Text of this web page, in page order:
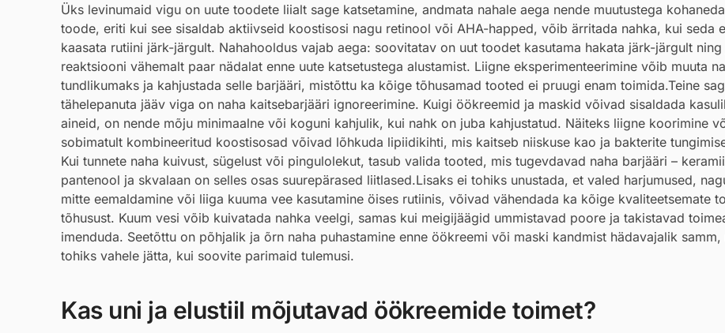
Üks levinumaid vigu on uute toodete liialt sage katsetamine, andmata nahale aega nende muutustega
toode, eriti kui see sisaldab aktiivseid koostisosi nagu retinool või AHA-happed, võib ärritada nahka, kui seda
kaasata rutiini järk-järgult. Nahahooldus vajab aega: soovitatav on uut toodet kasutama hakata järk-järgult
reaktsiooni vähemalt paar nädalat enne uute katsetustega alustamist. Liigne eksperimenteerimine võib muuta
tundlikumaks ja kahjustada selle barjääri, mistõttu ka kõige tõhusamad tooted ei pruugi enam toimida.Teine
tähelepanuta jääv viga on naha kaitsebarjääri ignoreerimine. Kuigi öökreemid ja maskid võivad sisaldada
aineid, on nende mõju minimaalne või koguni kahjulik, kui nahk on juba kahjustatud. Näiteks liigne koorimine
sobimatult kombineeritud koostisosad võivad lõhkuda lipiidikihti, mis kaitseb niiskuse kao ja bakterite
Kui tunnete naha kuivust, sügelust või pingulolekut, tasub valida tooted, mis tugevdavad naha barjääri –
pantenool ja skvalaan on selles osas suurepärased liitlased.Lisaks ei tohiks unustada, et valed harjumused,
mitte eemaldamine või liiga kuuma vee kasutamine öises rutiinis, võivad vähendada ka kõige kvaliteetsemate
tõhusust. Kuum vesi võib kuivatada nahka veelgi, samas kui meigijäägid ummistavad poore ja takistavad
imenduda. Seetõttu on põhjalik ja õrn naha puhastamine enne öökreemi või maski kandmist hädavajalik samm,
tohiks vahele jätta, kui soovite parimaid tulemusi.
Kas uni ja elustiil mõjutavad öökreemide toimet?